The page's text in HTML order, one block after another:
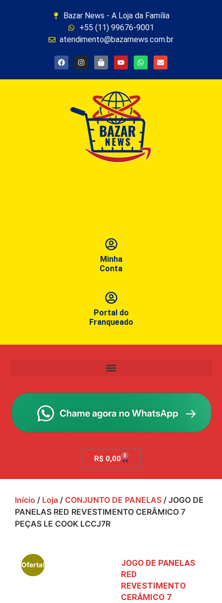
Bazar News - A Loja da Família
+55 (11) 99676-9001
atendimento@bazarnews.com.br
Minha
Conta
Portal do
Franqueado
R$ 0,00 0
Início / Loja / CONJUNTO DE PANELAS / JOGO DE
PANELAS RED REVESTIMENTO CERÂMICO 7
PEÇAS LE COOK LCCJ7R
Oferta!
JOGO DE PANELAS
RED
REVESTIMENTO
CERÂMICO 7